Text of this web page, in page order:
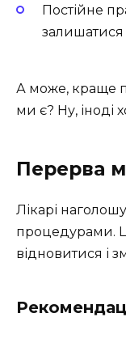
Постійне
А може, краще
ми є? Ну, іноді
Перерва
Лікарі
процедурами.
відновитися і